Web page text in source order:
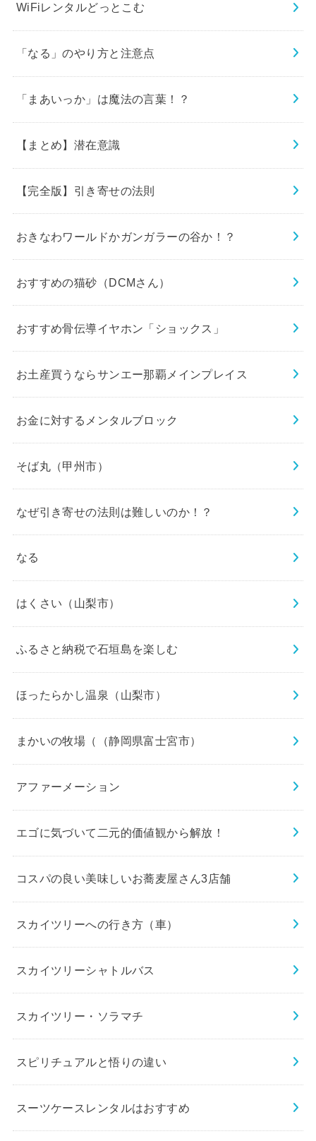
WiFiレンタルどっとこむ
「なる」のやり方と注意点
「まあいっか」は魔法の言葉！？
【まとめ】潜在意識
【完全版】引き寄せの法則
おきなわワールドかガンガラーの谷か！？
おすすめの猫砂（DCMさん）
おすすめ骨伝導イヤホン「ショックス」
お土産買うならサンエー那覇メインプレイス
お金に対するメンタルブロック
そば丸（甲州市）
なぜ引き寄せの法則は難しいのか！？
なる
はくさい（山梨市）
ふるさと納税で石垣島を楽しむ
ほったらかし温泉（山梨市）
まかいの牧場（（静岡県富士宮市）
アファーメーション
エゴに気づいて二元的価値観から解放！
コスパの良い美味しいお蕎麦屋さん3店舗
スカイツリーへの行き方（車）
スカイツリーシャトルバス
スカイツリー・ソラマチ
スピリチュアルと悟りの違い
スーツケースレンタルはおすすめ